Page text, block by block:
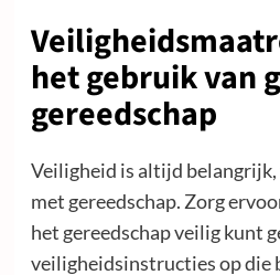
het gebruik van
gereedschap
Veiligheid is altijd
met gereedschap. Zorg
het gereedschap veilig kunt
veiligheidsinstructies op die